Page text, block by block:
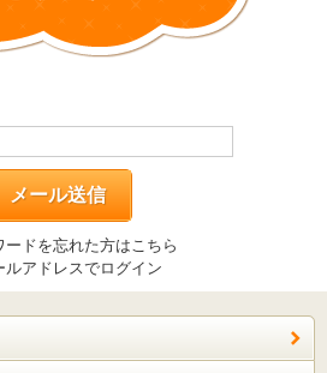
メール送信
ードを忘れた方はこちら
ルアドレスでログイン